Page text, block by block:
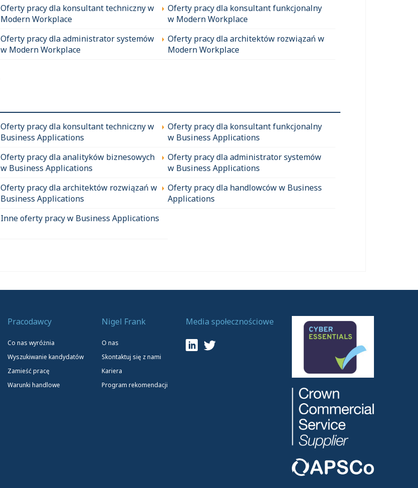
Oferty pracy dla konsultant techniczny w
Modern Workplace
Oferty pracy dla konsultant funkcjonalny
w Modern Workplace
Oferty pracy dla administrator systemów
w Modern Workplace
Oferty pracy dla architektów rozwiązań w
Modern Workplace
Oferty pracy dla konsultant techniczny w
Business Applications
Oferty pracy dla konsultant funkcjonalny
w Business Applications
Oferty pracy dla analityków biznesowych
w Business Applications
Oferty pracy dla administrator systemów
w Business Applications
Oferty pracy dla architektów rozwiązań w
Business Applications
Oferty pracy dla handlowców w Business
Applications
Inne oferty pracy w Business Applications
Pracodawcy
Co nas wyróżnia
Wyszukiwanie kandydatów
Zamieść pracę
Warunki handlowe
Nigel Frank
O nas
Skontaktuj się z nami
Kariera
Program rekomendacji
Media społecznościowe